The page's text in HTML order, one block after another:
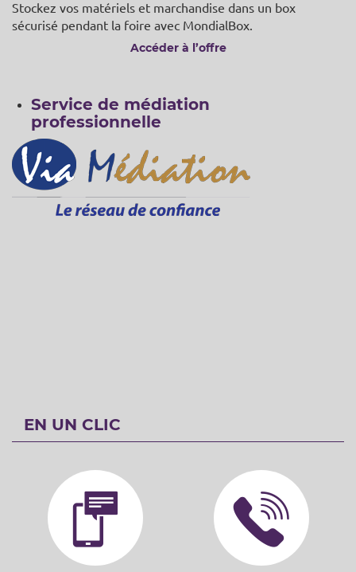
Stockez vos matériels et marchandise dans un box
sécurisé pendant la foire avec MondialBox.
Accéder à l’offre
Service de médiation
professionnelle
EN UN CLIC